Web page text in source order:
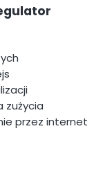
zużycia
przez internet